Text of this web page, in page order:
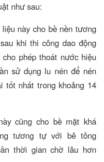
như sau:
này cho bề nền tương
khi thi công dao động
phép thoát nước hiệu
sử dụng lu nén để nén
tốt nhất trong khoảng 14
cũng cho bề mặt khá
tương tự với bê tông
thời gian chờ lâu hơn